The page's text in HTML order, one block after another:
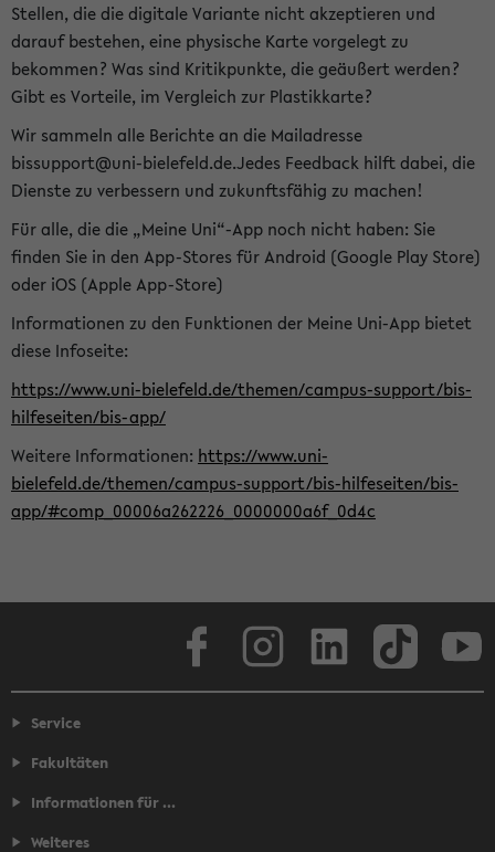
Stellen, die die digitale Variante nicht akzeptieren und
darauf bestehen, eine physische Karte vorgelegt zu
bekommen? Was sind Kritikpunkte, die geäußert werden?
Gibt es Vorteile, im Vergleich zur Plastikkarte?
Wir sammeln alle Berichte an die Mailadresse
bissupport@uni-bielefeld.de.Jedes Feedback hilft dabei, die
Dienste zu verbessern und zukunftsfähig zu machen!
Für alle, die die „Meine Uni“-App noch nicht haben: Sie
finden Sie in den App-Stores für Android (Google Play Store)
oder iOS (Apple App-Store)
Informationen zu den Funktionen der Meine Uni-App bietet
diese Infoseite:
https://www.uni-bielefeld.de/themen/campus-support/bis-
hilfeseiten/bis-app/
Weitere Informationen: https://www.uni-
bielefeld.de/themen/campus-support/bis-hilfeseiten/bis-
app/#comp_00006a262226_0000000a6f_0d4c
Service
Fakultäten
Informationen für ...
Weiteres